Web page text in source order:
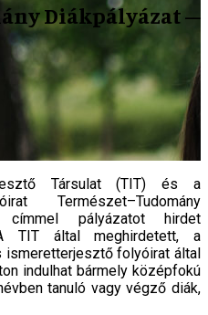
Diákpályázat –
Természet–Tudomány
címmel pályázatot hirdet
TIT által meghirdetett, a
ismeretterjesztő folyóirat által
indulhat bármely középfokú
tanuló vagy végző diák,